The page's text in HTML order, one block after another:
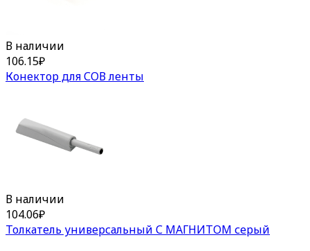
В наличии
106.15₽
Конектор для СОВ ленты
В наличии
104.06₽
Толкатель универсальный С МАГНИТОМ серый